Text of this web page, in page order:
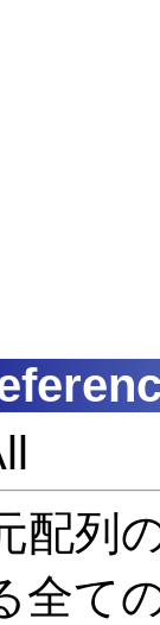
配列
全て